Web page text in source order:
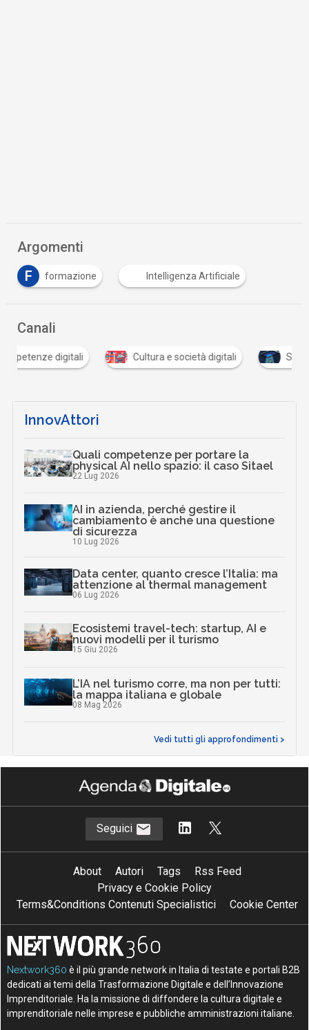
Argomenti
F
formazione Intelligenza Artificiale
Canali
Cultura e società digitali Scuola digitale
InnovAttori
Quali competenze per portare la
physical AI nello spazio: il caso Sitael
22 Lug 2026
AI in azienda, perché gestire il
cambiamento è anche una questione
di sicurezza
10 Lug 2026
Data center, quanto cresce l’Italia: ma
attenzione al thermal management
06 Lug 2026
Ecosistemi travel-tech: startup, AI e
nuovi modelli per il turismo
15 Giu 2026
L’IA nel turismo corre, ma non per tutti:
la mappa italiana e globale
08 Mag 2026
Vedi tutti gli approfondimenti >
Seguici
About Autori Tags
Rss Feed
Privacy e Cookie Policy
Terms&Conditions Contenuti Specialistici
Cookie Center
Nextwork360 è il più grande network in Italia di testate e portali B2B
dedicati ai temi della Trasformazione Digitale e dell’Innovazione
Imprenditoriale. Ha la missione di diffondere la cultura digitale e
imprenditoriale nelle imprese e pubbliche amministrazioni italiane.